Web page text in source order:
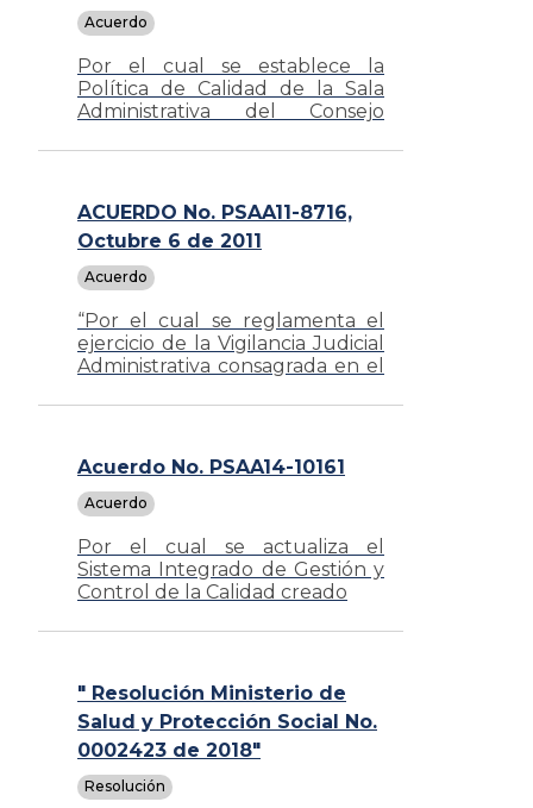
Acuerdo
Por el cual se establece la
Política de Calidad de la Sala
Administrativa del Consejo
dictan reglas para asegurar su
ACUERDO No. PSAA11-8716,
Octubre 6 de 2011
Acuerdo
“Por el cual se reglamenta el
ejercicio de la Vigilancia Judicial
Administrativa consagrada en el
Ley 270 de 1996"
Acuerdo No. PSAA14-10161
Acuerdo
Por el cual se actualiza el
Sistema Integrado de Gestión y
Control de la Calidad creado
y Control de la Calidad y el
Medio Ambiente – SIGCMA.
" Resolución Ministerio de
Salud y Protección Social No.
0002423 de 2018"
Resolución